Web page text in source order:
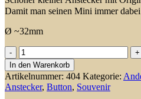
Damit man seinen Mini immer
Ø ~32mm
ZooMinis
-
Anstecker
Serval
Menge
In den Warenkorb
Artikelnummer: 404 Kategorie:
Anstecker, Button, Souvenir